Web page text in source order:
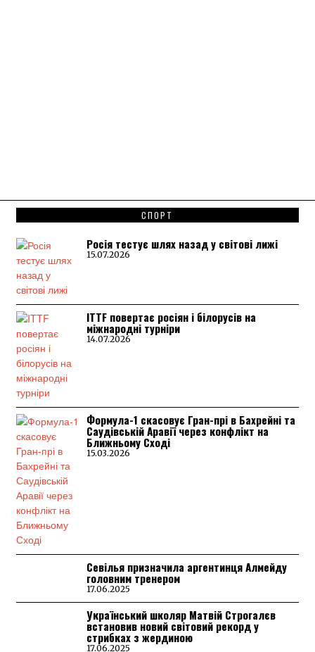
СПОРТ
Росія тестує шлях назад у світові лижі
15.07.2026
ITTF повертає росіян і білорусів на
міжнародні турніри
14.07.2026
Формула-1 скасовує Гран-прі в Бахрейні та
Саудівській Аравії через конфлікт на
Ближньому Сході
15.03.2026
Севілья призначила аргентинця Алмейду
головним тренером
17.06.2025
Український школяр Матвій Строгалєв
встановив новий світовий рекорд у
стрибках з жердиною
17.06.2025